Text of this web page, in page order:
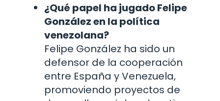
¿Qué papel ha jugado Felipe
González en la política
venezolana?
Felipe González ha sido un
defensor de la cooperación
entre España y Venezuela,
promoviendo proyectos de